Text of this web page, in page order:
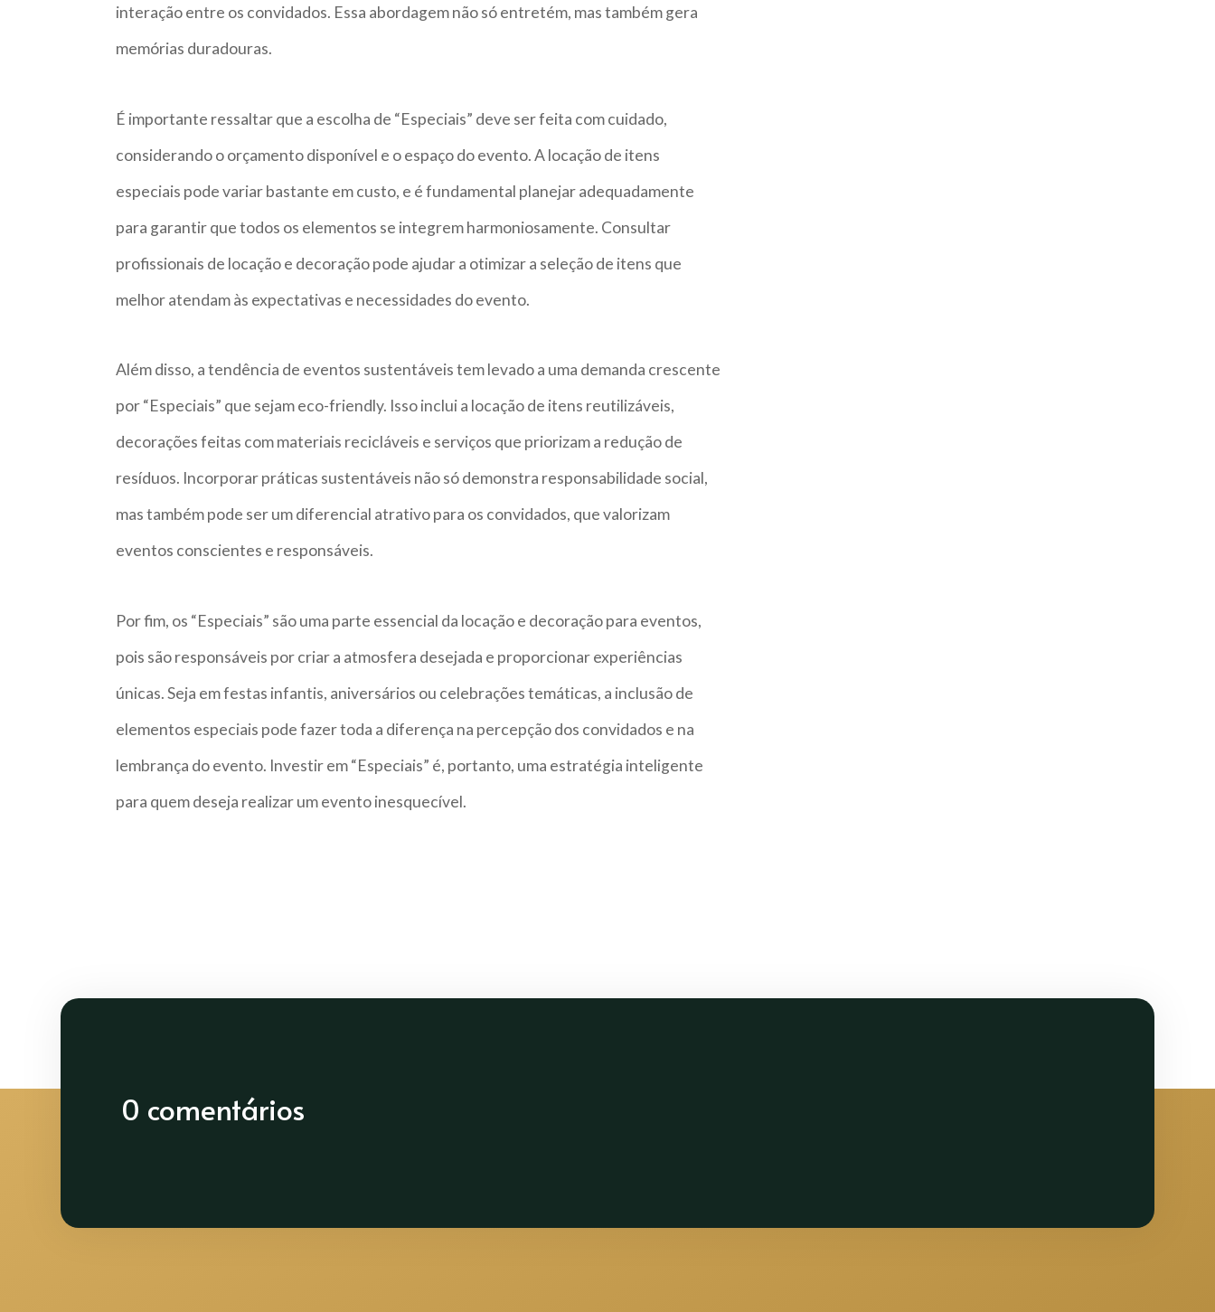
interação entre os convidados. Essa abordagem não só entretém, mas também gera
memórias duradouras.
É importante ressaltar que a escolha de “Especiais” deve ser feita com cuidado,
considerando o orçamento disponível e o espaço do evento. A locação de itens
especiais pode variar bastante em custo, e é fundamental planejar adequadamente
para garantir que todos os elementos se integrem harmoniosamente. Consultar
profissionais de locação e decoração pode ajudar a otimizar a seleção de itens que
melhor atendam às expectativas e necessidades do evento.
Além disso, a tendência de eventos sustentáveis tem levado a uma demanda crescente
por “Especiais” que sejam eco-friendly. Isso inclui a locação de itens reutilizáveis,
decorações feitas com materiais recicláveis e serviços que priorizam a redução de
resíduos. Incorporar práticas sustentáveis não só demonstra responsabilidade social,
mas também pode ser um diferencial atrativo para os convidados, que valorizam
eventos conscientes e responsáveis.
Por fim, os “Especiais” são uma parte essencial da locação e decoração para eventos,
pois são responsáveis por criar a atmosfera desejada e proporcionar experiências
únicas. Seja em festas infantis, aniversários ou celebrações temáticas, a inclusão de
elementos especiais pode fazer toda a diferença na percepção dos convidados e na
lembrança do evento. Investir em “Especiais” é, portanto, uma estratégia inteligente
para quem deseja realizar um evento inesquecível.
0 comentários